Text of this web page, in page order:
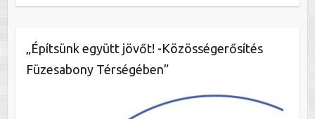
„Építsünk együtt jövőt! -Közösségerősítés
Füzesabony Térségében”